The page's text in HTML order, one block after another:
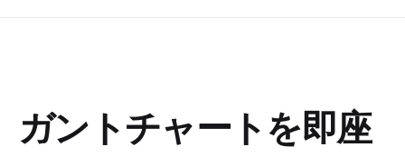
ガントチャートを即座